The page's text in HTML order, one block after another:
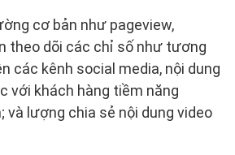
cơ bản như pageview,
theo dõi các chỉ số như tương
các kênh social media, nội dung
với khách hàng tiềm năng
và lượng chia sẻ nội dung video